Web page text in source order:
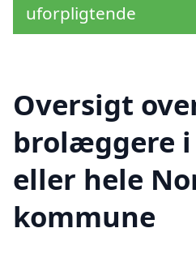
uforpligtende
Oversigt
brolæggere i
eller hele
kommune